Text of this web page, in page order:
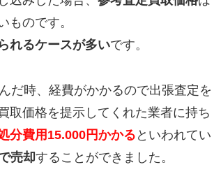
ものです。
れるケースが多いです。
だ時、経費がかかるので出張査定を
取価格を提示してくれた業者に持ち
分費用15.000円かかる といわれてい
売却することができました。